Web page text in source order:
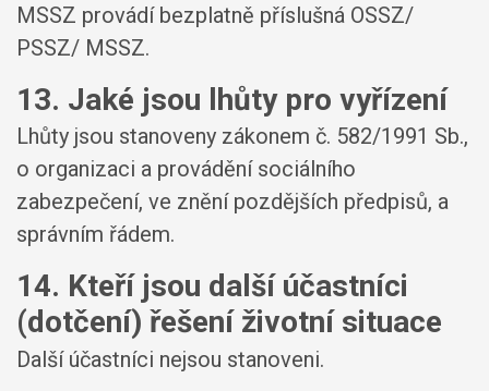
MSSZ provádí bezplatně příslušná OSSZ/
PSSZ/ MSSZ.
13. Jaké jsou lhůty pro vyřízení
Lhůty jsou stanoveny zákonem č. 582/1991 Sb.,
o organizaci a provádění sociálního
zabezpečení, ve znění pozdějších předpisů, a
správním řádem.
14. Kteří jsou další účastníci
(dotčení) řešení životní situace
Další účastníci nejsou stanoveni.